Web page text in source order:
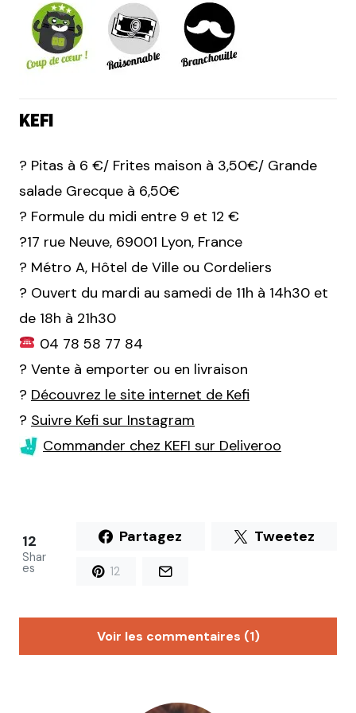
KEFI
? Pitas à 6 €/ Frites maison à 3,50€/ Grande
salade Grecque à 6,50€
? Formule du midi entre 9 et 12 €
?17 rue Neuve, 69001 Lyon, France
? Métro A, Hôtel de Ville ou Cordeliers
? Ouvert du mardi au samedi de 11h à 14h30 et
de 18h à 21h30
04 78 58 77 84
? Vente à emporter ou en livraison
? Découvrez le site internet de Kefi
? Suivre Kefi sur Instagram
Commander chez KEFI sur Deliveroo
12
Shar
es
Partagez Tweetez
12
Voir les commentaires (1)
Je confirme que la formule pita (volaille) + frites